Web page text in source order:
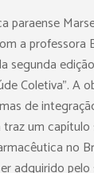
paraense
a professora
segunda
Coletiva”. A
de
traz um
no
adquirido